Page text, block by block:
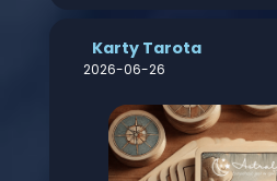
Karty Tarota
2026-06-26